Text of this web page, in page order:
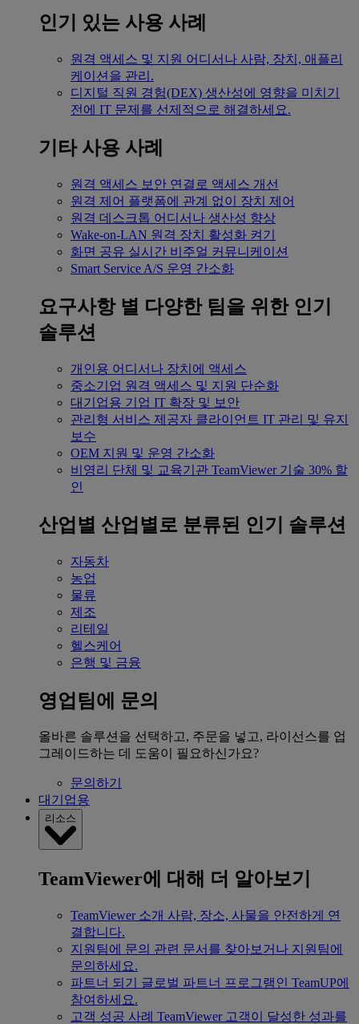
인기 있는 사용 사례
원격 액세스 및 지원 어디서나 사람, 장치, 애플리
케이션을 관리.
디지털 직원 경험(DEX) 생산성에 영향을 미치기
전에 IT 문제를 선제적으로 해결하세요.
기타 사용 사례
원격 액세스 보안 연결로 액세스 개선
원격 제어 플랫폼에 관계 없이 장치 제어
원격 데스크톱 어디서나 생산성 향상
Wake-on-LAN 원격 장치 활성화 켜기
화면 공유 실시간 비주얼 커뮤니케이션
Smart Service A/S 운영 간소화
요구사항 별 다양한 팀을 위한 인기
솔루션
개인용 어디서나 장치에 액세스
중소기업 원격 액세스 및 지원 단순화
대기업용 기업 IT 확장 및 보안
관리형 서비스 제공자 클라이언트 IT 관리 및 유지
보수
OEM 지원 및 운영 간소화
비영리 단체 및 교육기관 TeamViewer 기술 30% 할
인
산업별 산업별로 분류된 인기 솔루션
자동차
농업
물류
제조
리테일
헬스케어
은행 및 금융
영업팀에 문의
올바른 솔루션을 선택하고, 주문을 넣고, 라이선스를 업
그레이드하는 데 도움이 필요하신가요?
문의하기
대기업용
리소스
TeamViewer에 대해 더 알아보기
TeamViewer 소개 사람, 장소, 사물을 안전하게 연
결합니다.
지원팀에 문의 관련 문서를 찾아보거나 지원팀에
문의하세요.
파트너 되기
글로벌 파트너 프로그램인 TeamUP에
참여하세요.
고객 성공 사례 TeamViewer 고객이 달성한 성과를